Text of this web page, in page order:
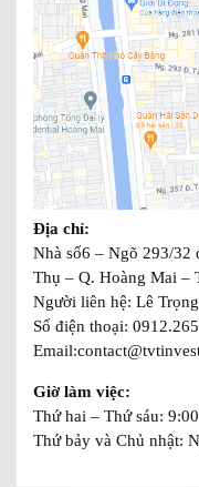
Địa chỉ:
Nhà số6 – Ngõ 293/32
Thụ – Q. Hoàng Mai –
Người liên hệ: Lê
Số điện thoại:
Giờ làm việc:
Thứ hai – Thứ sáu:
Thứ bảy và Chủ nhật: